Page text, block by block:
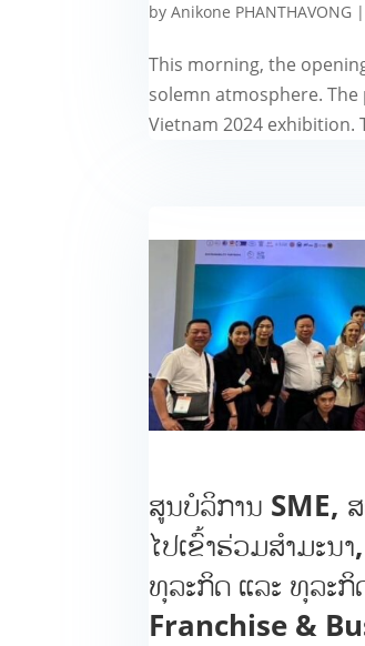
byAnikone PHANTHAVONG
This morning, the
solemn atmosphere.
Vietnam 2024 exhibition.
ສູນບໍລິການ SME,
ໄປເຂົ້າຮ່ວມສໍາມະນ
ທຸລະກິດ ແລະ ທຸລະ
Franchise &